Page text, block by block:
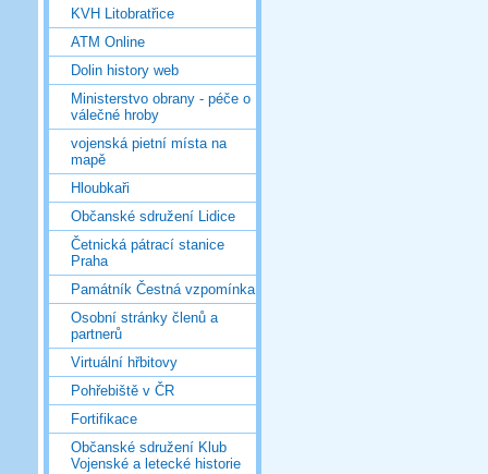
KVH Litobratřice
ATM Online
Dolin history web
Ministerstvo obrany - péče o
válečné hroby
vojenská pietní místa na
mapě
Hloubkaři
Občanské sdružení Lidice
Četnická pátrací stanice
Praha
Památník Čestná vzpomínka
Osobní stránky členů a
partnerů
Virtuální hřbitovy
Pohřebiště v ČR
Fortifikace
Občanské sdružení Klub
Vojenské a letecké historie